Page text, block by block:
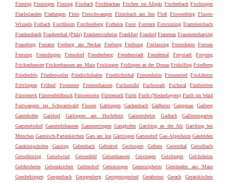
Finning Finningen Finsing Fischach Fischbachau Fischen im Allgäu Fischerbach Fischingen
Flachslanden Fladungen Flein Fleischwangen Flintsbach am Inn Floß Flossenbürg Fluorn-
Winzeln Forbach Forchheim Forchtenberg Forheim Forst Forstern Forstinning Frammersbach
Frankenhardt Frankenthal (Pfalz) Frankenwinheim Frankfurt Frasdorf Frauenau Frauenneuharting
Fraunberg Freiamt Freiberg am Neckar Freiburg Freihung Freilassing Freinsheim
Freisen
Freising
Fremdingen Frensdorf Freudenberg Freudenstadt Freudental Freystadt
Freyung
Frickenhausen Frickenhausen am Main Frickingen Fridingen an der Donau Fridolfing Friedberg
Friedenfels Friedenweiler Friedrichshafen Friedrichsthal Friesenheim Friesenried Friolzheim
Frittlingen
Fröhnd Fronreute Frontenhausen Fuchsmühl Fuchsstadt Fuchstal
Fünfstetten
Fürsteneck Fürstenfeldbruck Fürstenstein Fürstenzell Fürth Furth (Niederbayern) Furth im Wald
Furtwangen im Schwarzwald
Füssen Gablingen Gachenbach Gädheim Gaggenau
Gaiberg
Gaienhofen
Gaildorf Gailingen am Hochrhein Gaimersheim Gaißach
Gallmersgarten
Gammelsdorf Gammelshausen Gammertingen Gangkofen Garching an der Alz Garching bei
München Garmisch-Partenkirchen Gars am Inn Gärtringen Gattendorf Gau-Algesheim Gäufelden
Gaukönigshofen
Gauting Gebenbach Gebsattel Gechingen Gefrees Geiersthal
Geiselbach
Geiselhöring
Geiselwind Geisenfeld Geisenhausen Geisingen Geislingen
Gelchsheim
Geldersheim
Gelsenkirchen Geltendorf Gemmingen Gemmrigheim
Gemünden am Main
Genderkingen
Gengenbach Georgenberg Georgensgmünd Gerabronn Gerach
Geratskirchen